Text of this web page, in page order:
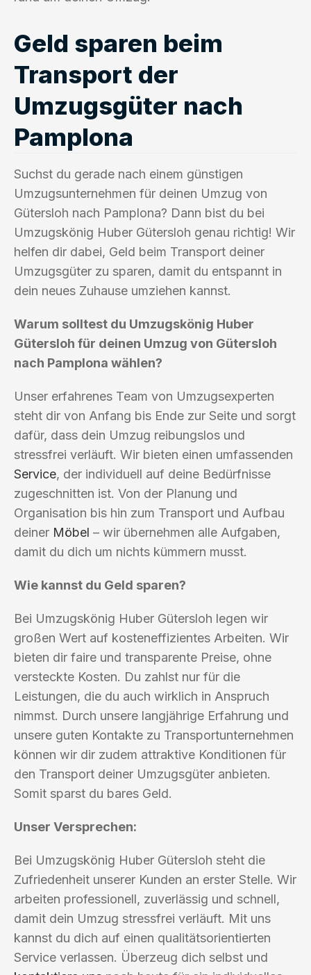
Geld sparen beim
Transport der
Umzugsgüter nach
Pamplona
Suchst du gerade nach einem günstigen
Umzugsunternehmen für deinen Umzug von
Gütersloh nach Pamplona? Dann bist du bei
Umzugskönig Huber Gütersloh genau richtig! Wir
helfen dir dabei, Geld beim Transport deiner
Umzugsgüter zu sparen, damit du entspannt in
dein neues Zuhause umziehen kannst.
Warum solltest du Umzugskönig Huber
Gütersloh für deinen Umzug von Gütersloh
nach Pamplona wählen?
Unser erfahrenes Team von Umzugsexperten
steht dir von Anfang bis Ende zur Seite und sorgt
dafür, dass dein Umzug reibungslos und
stressfrei verläuft. Wir bieten einen umfassenden
Service, der individuell auf deine Bedürfnisse
zugeschnitten ist. Von der Planung und
Organisation bis hin zum Transport und Aufbau
deiner Möbel – wir übernehmen alle Aufgaben,
damit du dich um nichts kümmern musst.
Wie kannst du Geld sparen?
Bei Umzugskönig Huber Gütersloh legen wir
großen Wert auf kosteneffizientes Arbeiten. Wir
bieten dir faire und transparente Preise, ohne
versteckte Kosten. Du zahlst nur für die
Leistungen, die du auch wirklich in Anspruch
nimmst. Durch unsere langjährige Erfahrung und
unsere guten Kontakte zu Transportunternehmen
können wir dir zudem attraktive Konditionen für
den Transport deiner Umzugsgüter anbieten.
Somit sparst du bares Geld.
Unser Versprechen:
Bei Umzugskönig Huber Gütersloh steht die
Zufriedenheit unserer Kunden an erster Stelle. Wir
arbeiten professionell, zuverlässig und schnell,
damit dein Umzug stressfrei verläuft. Mit uns
kannst du dich auf einen qualitätsorientierten
Service verlassen. Überzeug dich selbst und